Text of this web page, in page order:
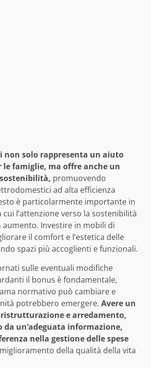
non solo rappresenta un aiuto
le famiglie, ma offre anche un
promuovendo
ad alta efficienza
è particolarmente importante in
l’attenzione verso la sostenibilità
aumento. Investire in mobili di
il comfort e l’estetica delle
spazi più accoglienti e funzionali.
sulle eventuali modifiche
il bonus è fondamentale,
normativo può cambiare e
potrebbero emergere. Avere un
e arredamento,
da un’adeguata informazione,
nella gestione delle spese
della qualità della vita